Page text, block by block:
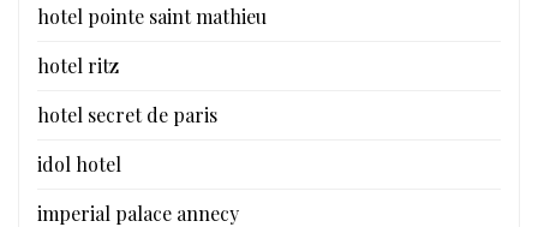
hotel pointe saint mathieu
hotel ritz
hotel secret de paris
idol hotel
imperial palace annecy